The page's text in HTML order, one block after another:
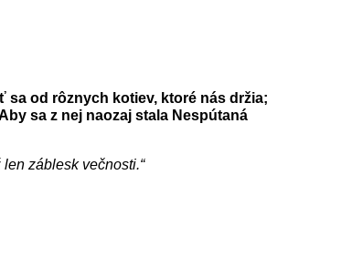
od rôznych kotiev, ktoré nás držia;
sa z nej naozaj stala Nespútaná
záblesk večnosti.“